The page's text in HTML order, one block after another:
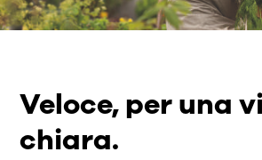
Veloce, per una
chiara.